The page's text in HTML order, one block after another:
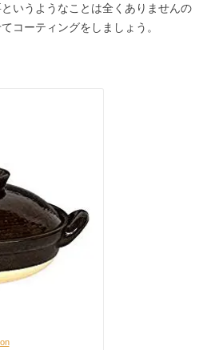
いうようなことは全くありませんの
コーティングをしましょう。